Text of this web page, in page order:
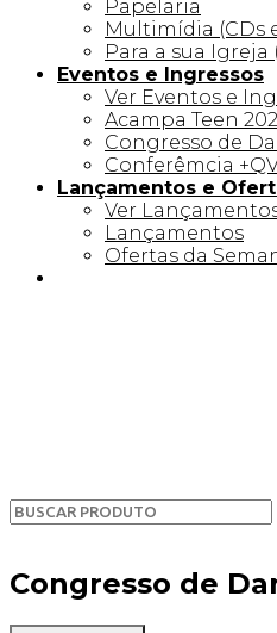
Papelaria
Multimídia (CDs
Para a sua Igreja
Eventos e Ingressos
Ver Eventos e
Acampa Teen
Congresso de
Conferêmcia
Lançamentos e
Ver
Lançamentos
Ofertas da
Congresso de